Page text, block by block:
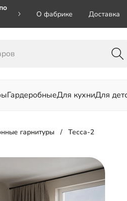
О фабрике Доставка
ГардеробныеДля кухниДля
гарнитуры Тесса-2